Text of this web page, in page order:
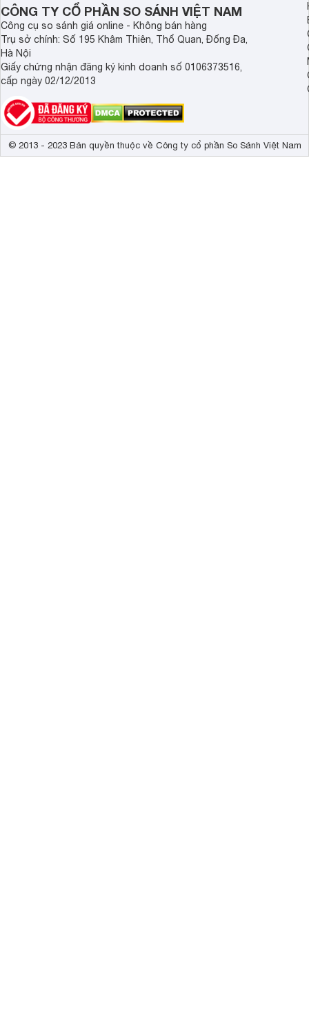
CÔNG TY CỔ PHẦN SO SÁNH VIỆT NAM
Công cụ so sánh giá online - Không bán hàng
Trụ sở chính: Số 195 Khâm Thiên, Thổ Quan, Đống Đa,
Hà Nội
Giấy chứng nhận đăng ký kinh doanh số 0106373516,
cấp ngày 02/12/2013
© 2013 - 2023 Bản quyền thuộc về Công ty cổ phần So Sánh Việt Nam